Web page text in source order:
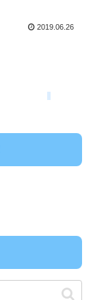
2019.06.26